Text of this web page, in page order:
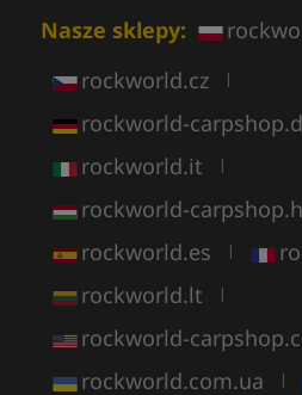
Nasze sklepy:
rockworld.cz |
rockworld-
rockworld.it |
rockworld-
rockworld.es |
rockworld.lt |
rockworld-
rockworld.com.ua |